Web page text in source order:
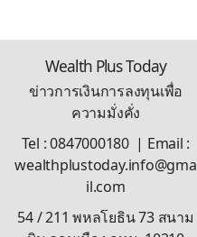
Wealth Plus Today
ข่าวการเงินการลงทุนเพื่อ
ความมั่งคั่ง
Tel : 0847000180 | Email :
wealthplustoday.info@gma
il.com
54 / 211 พหลโยธิน 73 สนาม